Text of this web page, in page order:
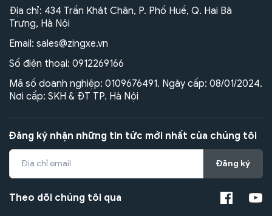
Địa chỉ: 434 Trần Khát Chân, P. Phố Huế, Q. Hai Bà
Trưng, Hà Nội
Email: sales@zingxe.vn
Số điện thoại: 0912269166
Mã số doanh nghiệp: 0109676491. Ngày cấp: 08/01/2024.
Nơi cấp: SKH & ĐT TP. Hà Nội
Đăng ký nhận những tin tức mới nhất của chúng tôi
Đăng ký
Theo dõi chúng tôi qua